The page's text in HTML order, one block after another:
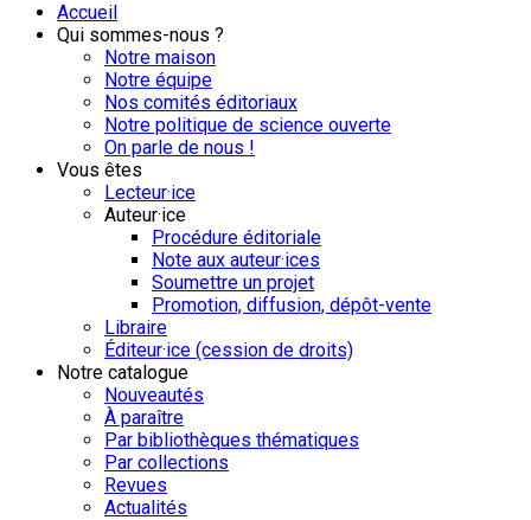
Accueil
Qui sommes-nous ?
Notre maison
Notre équipe
Nos comités éditoriaux
Notre politique de science ouverte
On parle de nous !
Vous êtes
Lecteur·ice
Auteur·ice
Procédure éditoriale
Note aux auteur·ices
Soumettre un projet
Promotion, diffusion, dépôt-vente
Libraire
Éditeur·ice (cession de droits)
Notre catalogue
Nouveautés
À paraître
Par bibliothèques thématiques
Par collections
Revues
Actualités